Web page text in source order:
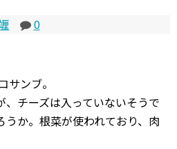
0
サンブ。
、チーズは入っていないそうで
うか。根菜が使われており、肉